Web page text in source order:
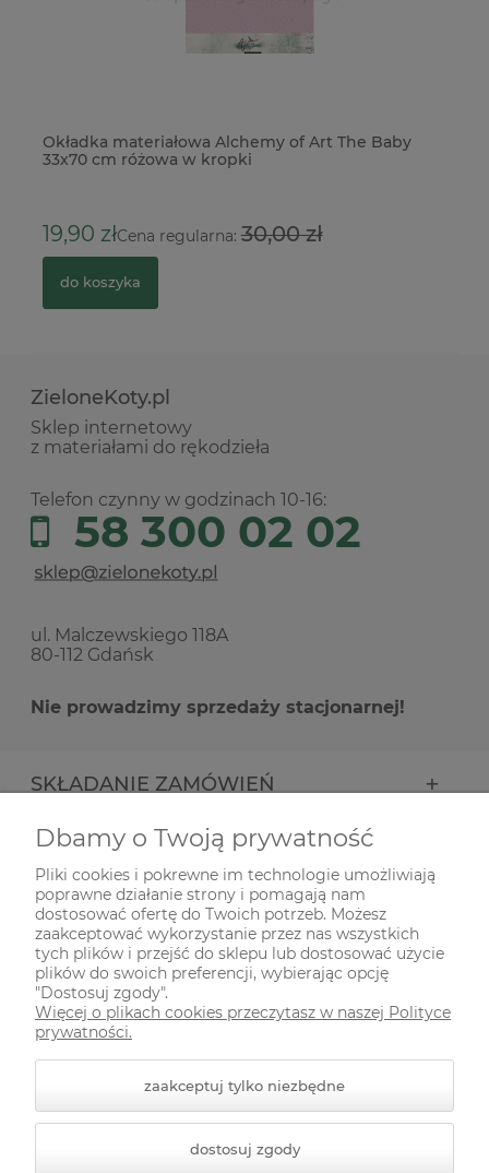
Okładka materiałowa Alchemy of Art The Baby
33x70 cm różowa w kropki
19,90 złCena regularna:30,00 zł
do koszyka
ZieloneKoty.pl
Sklep internetowy
z materiałami do rękodzieła
Telefon czynny w godzinach 10-16:
58 300 02 02
ul. Malczewskiego 118A
80-112 Gdańsk
Nie prowadzimy sprzedaży stacjonarnej!
SKŁADANIE ZAMÓWIEŃ
INFORMACJE
ODWIEDŹ NAS NA
Styl graficzny ShopGadget.pl
Sklep internetowy Shoper
Dbamy o Twoją prywatność
Pliki cookies i pokrewne im technologie umożliwiają
poprawne działanie strony i pomagają nam
dostosować ofertę do Twoich potrzeb. Możesz
zaakceptować wykorzystanie przez nas wszystkich
tych plików i przejść do sklepu lub dostosować użycie
plików do swoich preferencji, wybierając opcję
"Dostosuj zgody".
Więcej o plikach cookies przeczytasz w naszej Polityce
prywatności.
zaakceptuj tylko niezbędne
dostosuj zgody